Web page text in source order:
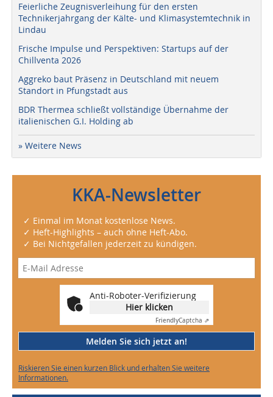
Feierliche Zeugnisverleihung für den ersten
Technikerjahrgang der Kälte- und Klimasystemtechnik in
Lindau
Frische Impulse und Perspektiven: Startups auf der
Chillventa 2026
Aggreko baut Präsenz in Deutschland mit neuem
Standort in Pfungstadt aus
BDR Thermea schließt vollständige Übernahme der
italienischen G.I. Holding ab
» Weitere News
KKA-Newsletter
✓ Einmal im Monat kostenlose News.
✓ Heft-Highlights – auch ohne Heft-Abo.
✓ Bei Nichtgefallen jederzeit zu kündigen.
Anti-Roboter-Verifizierung
Hier klicken
FriendlyCaptcha ⇗
Melden Sie sich jetzt an!
Riskieren Sie einen kurzen Blick und erhalten Sie weitere
Informationen.